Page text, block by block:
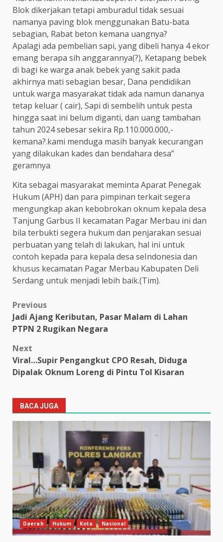
Blok dikerjakan tetapi amburadul tidak sesuai
namanya paving blok menggunakan Batu-bata
sebagian, Rabat beton kemana uangnya?
Apalagi ada pembelian sapi, yang dibeli hanya 4 ekor
emang berapa sih anggarannya(?), Ketapang bebek
di bagi ke warga anak bebek yang sakit pada
akhirnya mati sebagian besar, Dana pendidikan
untuk warga masyarakat tidak ada namun dananya
tetap keluar ( cair), Sapi di sembelih untuk pesta
hingga saat ini belum diganti, dan uang tambahan
tahun 2024 sebesar sekira Rp.110.000.000,-
kemana?.kami menduga masih banyak kecurangan
yang dilakukan kades dan bendahara desa”
geramnya
Kita sebagai masyarakat meminta Aparat Penegak
Hukum (APH) dan para pimpinan terkait segera
mengungkap akan kebobrokan oknum kepala desa
Tanjung Garbus II kecamatan Pagar Merbau ini dan
bila terbukti segera hukum dan penjarakan sesuai
perbuatan yang telah di lakukan, hal ini untuk
contoh kepada para kepala desa seIndonesia dan
khusus kecamatan Pagar Merbau Kabupaten Deli
Serdang untuk menjadi lebih baik.(Tim).
Post
navigation
Previous
Jadi Ajang Keributan, Pasar Malam di Lahan
PTPN 2 Rugikan Negara
Next
Viral…Supir Pengangkut CPO Resah, Diduga
Dipalak Oknum Loreng di Pintu Tol Kisaran
BACA JUGA
Daerah Hukum Kota Nasional